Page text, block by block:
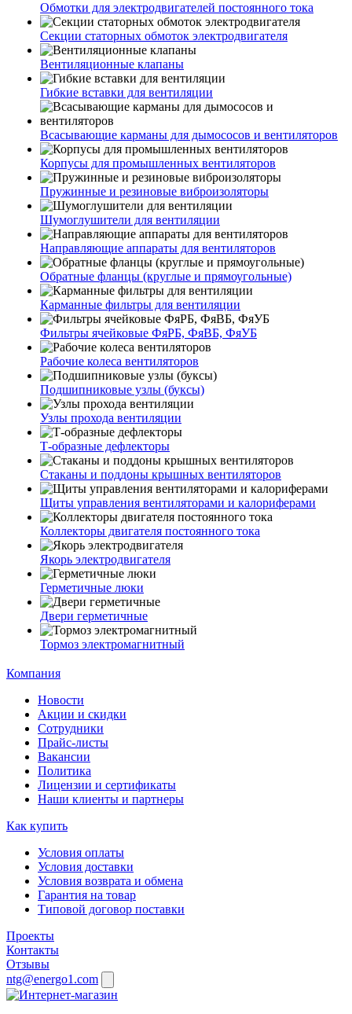
Обмотки для электродвигателей постоянного тока
Секции статорных обмоток электродвигателя
Вентиляционные клапаны
Гибкие вставки для вентиляции
Всасывающие карманы для дымососов и вентиляторов
Корпусы для промышленных вентиляторов
Пружинные и резиновые виброизоляторы
Шумоглушители для вентиляции
Направляющие аппараты для вентиляторов
Обратные фланцы (круглые и прямоугольные)
Карманные фильтры для вентиляции
Фильтры ячейковые ФяРБ, ФяВБ, ФяУБ
Рабочие колеса вентиляторов
Подшипниковые узлы (буксы)
Узлы прохода вентиляции
Т-образные дефлекторы
Стаканы и поддоны крышных вентиляторов
Щиты управления вентиляторами и калориферами
Коллекторы двигателя постоянного тока
Якорь электродвигателя
Герметичные люки
Двери герметичные
Тормоз электромагнитный
Компания
Новости
Акции и скидки
Сотрудники
Прайс-листы
Вакансии
Политика
Лицензии и сертификаты
Наши клиенты и партнеры
Как купить
Условия оплаты
Условия доставки
Условия возврата и обмена
Гарантия на товар
Типовой договор поставки
Проекты
Контакты
Отзывы
ntg@energo1.com